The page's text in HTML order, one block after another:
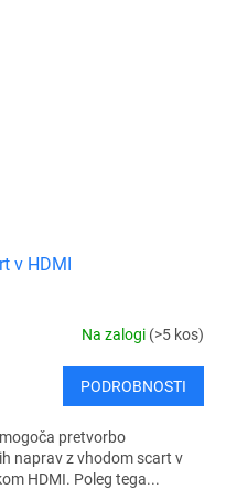
v HDMI
Na zalogi (>5 kos)
PODROBNOSTI
pretvorbo
naprav z vhodom scart v
HDMI. Poleg tega...